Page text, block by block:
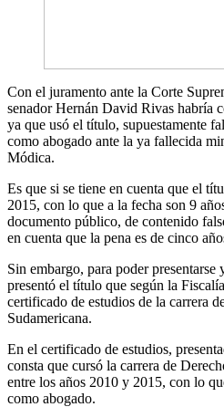
Con el juramento ante la Corte
senador Hernán David Rivas habría
ya que usó el título, supuestamente
como abogado ante la ya fallecida
Módica.
Es que si se tiene en cuenta que el
2015, con lo que a la fecha son 9
documento público, de contenido
en cuenta que la pena es de cinco
Sin embargo, para poder
presentó el título que según la
certificado de estudios de la carrera
Sudamericana.
En el certificado de estudios,
consta que cursó la carrera de
entre los años 2010 y 2015, con lo
como abogado.